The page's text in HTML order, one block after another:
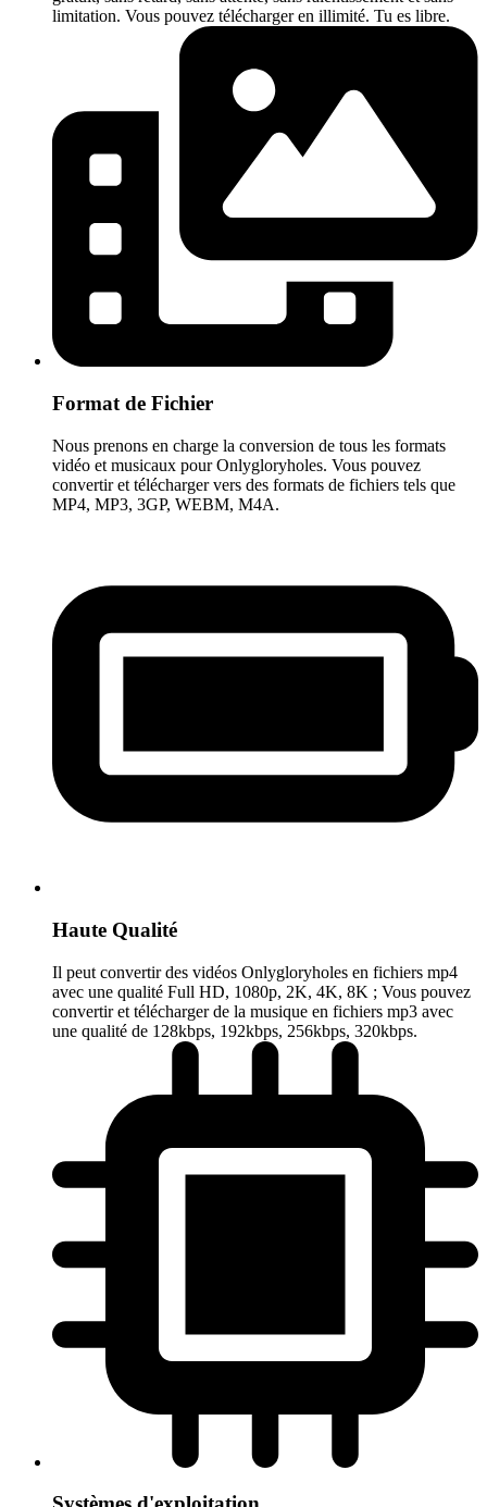
limitation. Vous pouvez télécharger en illimité. Tu es libre.
Format de Fichier
Nous prenons en charge la conversion de tous les formats
vidéo et musicaux pour Onlygloryholes. Vous pouvez
convertir et télécharger vers des formats de fichiers tels que
MP4, MP3, 3GP, WEBM, M4A.
Haute Qualité
Il peut convertir des vidéos Onlygloryholes en fichiers mp4
avec une qualité Full HD, 1080p, 2K, 4K, 8K ; Vous pouvez
convertir et télécharger de la musique en fichiers mp3 avec
une qualité de 128kbps, 192kbps, 256kbps, 320kbps.